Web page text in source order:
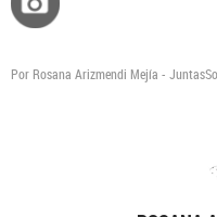
Por Rosana Arizmendi Mejía -